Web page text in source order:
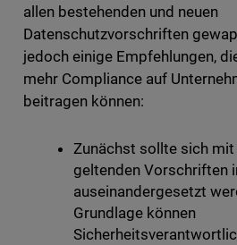
allen bestehenden und neuen
Datenschutzvorschriften
jedoch einige Empfehlungen,
mehr Compliance auf
beitragen können:
Zunächst sollte sich mit
geltenden Vorschriften
auseinandergesetzt
Grundlage können